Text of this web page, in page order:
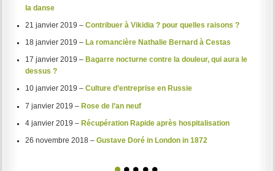
la danse
21 janvier 2019 – Contribuer à Vikidia ? pour quelles raisons ?
18 janvier 2019 – La romancière Nathalie Bernard à Cestas
17 janvier 2019 – Bagarre nocturne contre la douleur, qui aura le
dessus ?
10 janvier 2019 – Culture d’entreprise en Russie
7 janvier 2019 – Rose de l’an neuf
4 janvier 2019 – Récupération Rapide après hospitalisation
26 novembre 2018 – Gustave Doré in London in 1872